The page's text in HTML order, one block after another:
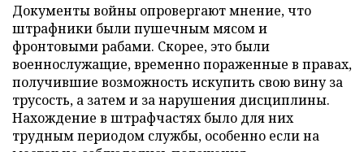
Документы войны опровергают мнение, что
штрафники были пушечным мясом и
фронтовыми рабами. Скорее, это были
военнослужащие, временно пораженные в правах,
получившие возможность искупить свою вину за
трусость, а затем и за нарушения дисциплины.
Нахождение в штрафчастях было для них
трудным периодом службы, особенно если на